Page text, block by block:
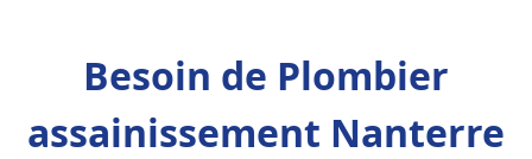
Besoin de Plombier
assainissement Nanterre